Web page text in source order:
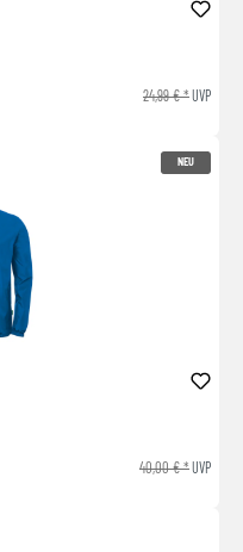
24,99 € *UVP
NEU
40,00 € *UVP